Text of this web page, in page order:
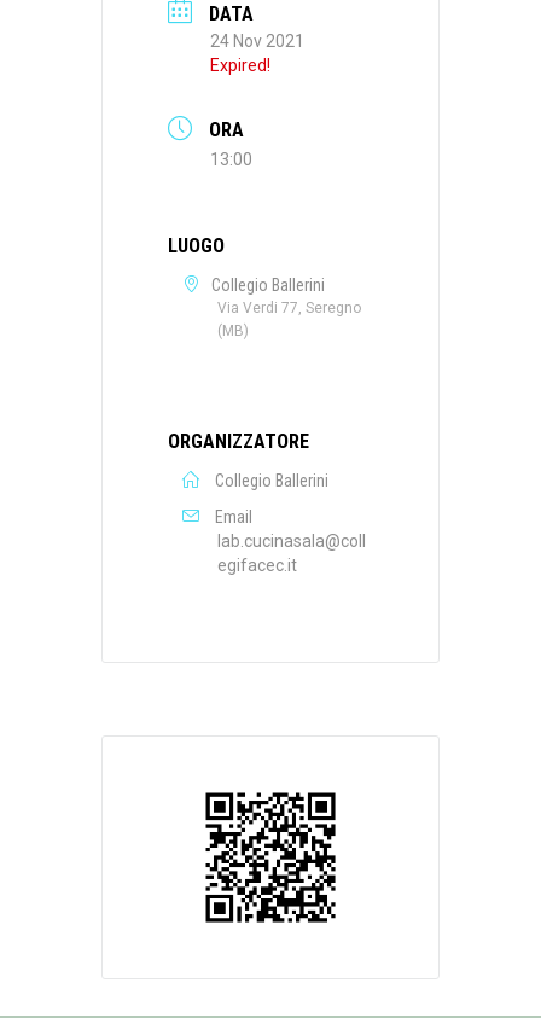
DATA
24 Nov 2021
Expired!
ORA
13:00
LUOGO
Collegio Ballerini
Via Verdi 77, Seregno
(MB)
ORGANIZZATORE
Collegio Ballerini
Email
lab.cucinasala@coll
egifacec.it